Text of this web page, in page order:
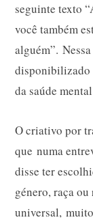
seguinte texto
você também
alguém”.
disponibilizado
da saúde
O criativo por
que numa
disse ter
género, raça
universal,